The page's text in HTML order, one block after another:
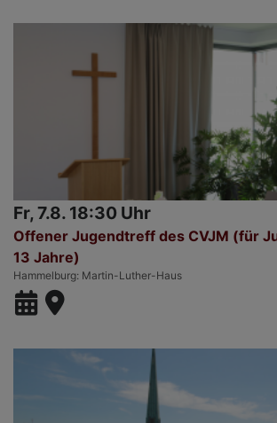
Fr, 7.8. 18:30 Uhr
Offener Jugendtreff des CVJM (für
13 Jahre)
Hammelburg Martin-Luther-Haus